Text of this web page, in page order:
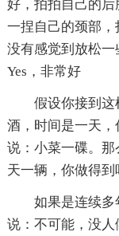
好，拍拍自己的
一捏自己的颈部
没有感觉到放松一
Yes，非常好
假设你接到
酒，时间是一天
说：小菜一碟。
天一辆，你做得到
如果是连续多
说：不可能，没人